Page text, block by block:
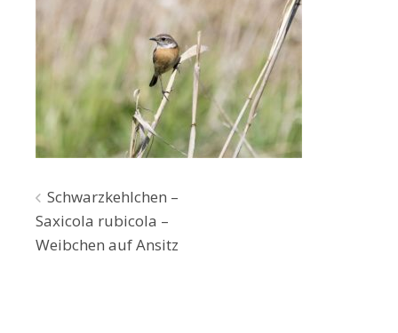
Beitragsnavigation
Schwarzkehlchen –
Saxicola rubicola –
Weibchen auf Ansitz